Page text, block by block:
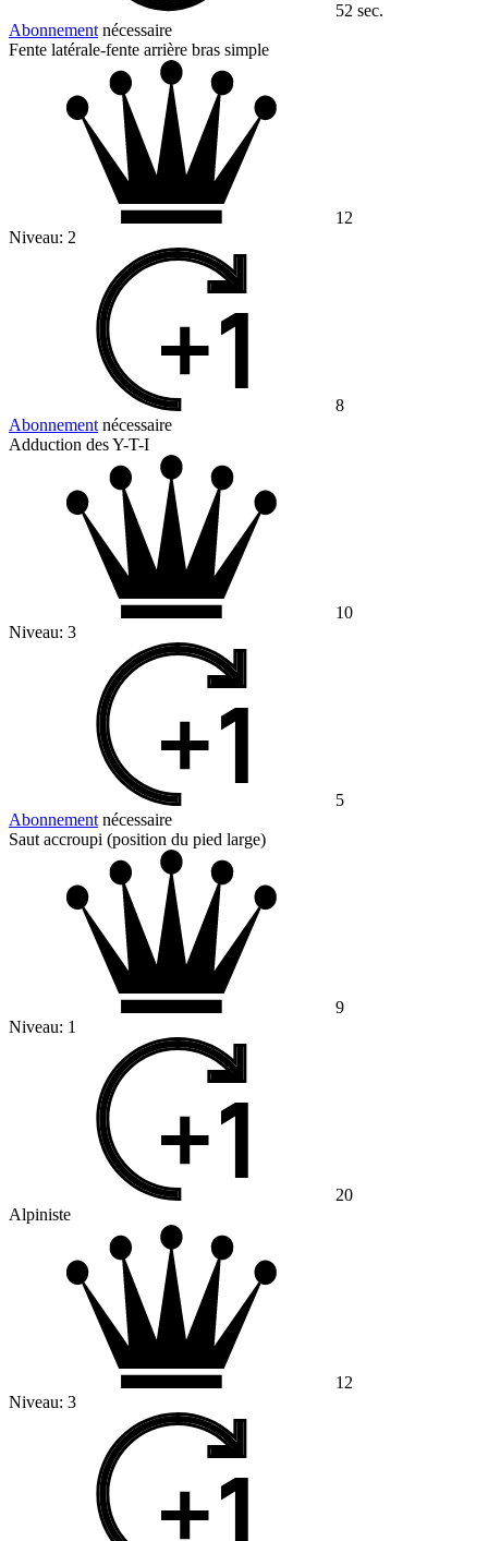
52 sec.
Abonnement nécessaire
Fente latérale-fente arrière bras simple
12
Niveau: 2
8
Abonnement nécessaire
Adduction des Y-T-I
10
Niveau: 3
5
Abonnement nécessaire
Saut accroupi (position du pied large)
9
Niveau: 1
20
Alpiniste
12
Niveau: 3